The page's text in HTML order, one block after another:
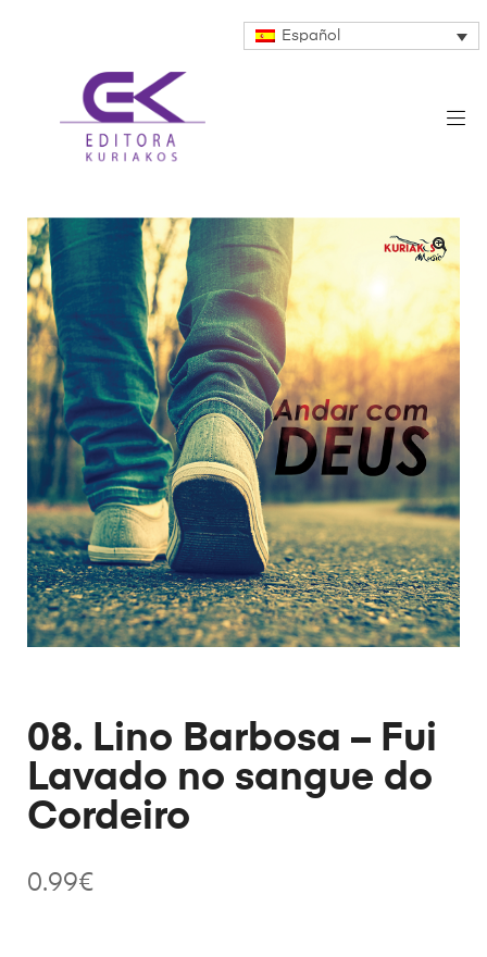
Español
08. Lino Barbosa – Fui
Lavado no sangue do
Cordeiro
0.99€